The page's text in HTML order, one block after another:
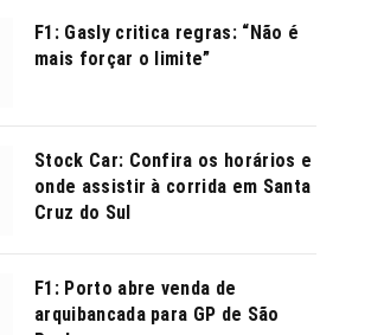
F1: Gasly critica regras: “Não é
mais forçar o limite”
Stock Car: Confira os horários e
onde assistir à corrida em Santa
Cruz do Sul
F1: Porto abre venda de
arquibancada para GP de São